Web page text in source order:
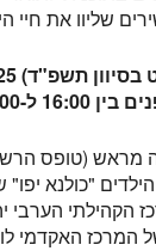
שליוו את חיי
תשפ"ד) 25 ביוני 2024
ל-17:00
מראש (טופס
"כולנא יפו"
הקהילתי הערבי
האקדמי